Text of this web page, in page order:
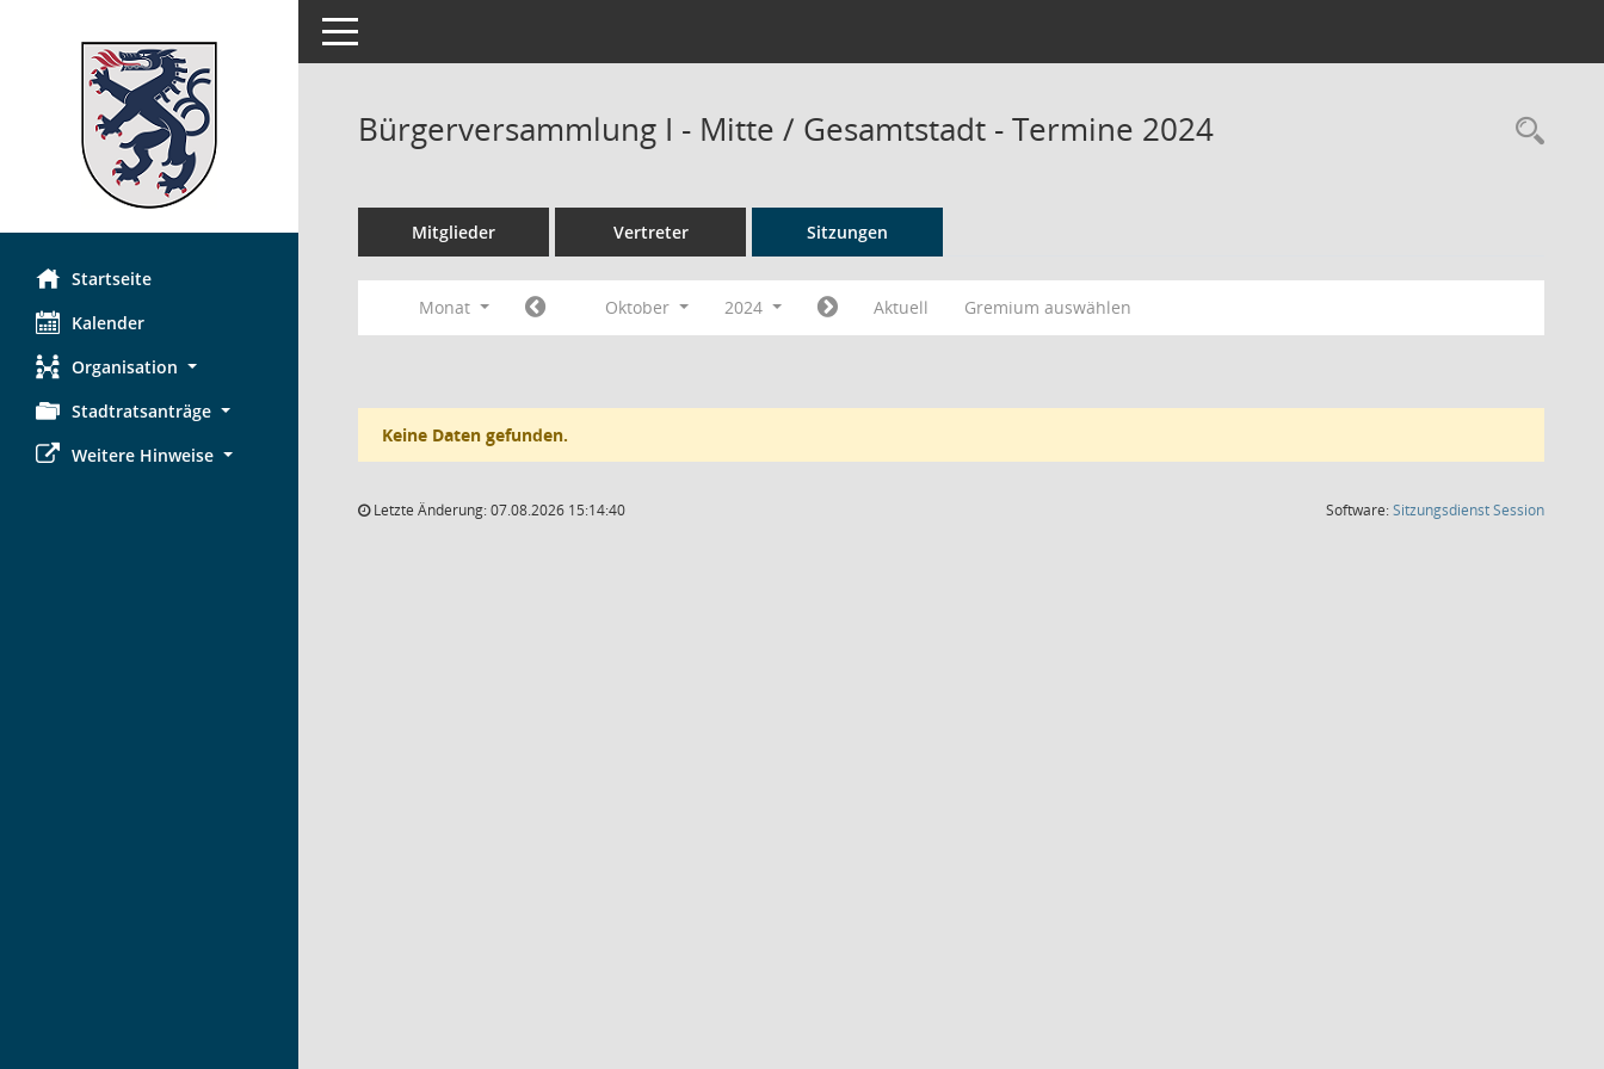
Startseite
Kalender
Organisation
Stadtratsanträge
Weitere Hinweise
Toggle navigation
Bürgerversammlung I - Mitte / Gesamtstadt - Termine 2024
Mitglieder Vertreter Sitzungen
Monat Oktober 2024 Aktuell Gremium auswählen
Keine Daten gefunden.
Letzte Änderung: 07.08.2026 15:14:40 Software:SitzungsdienstSession(Wird in